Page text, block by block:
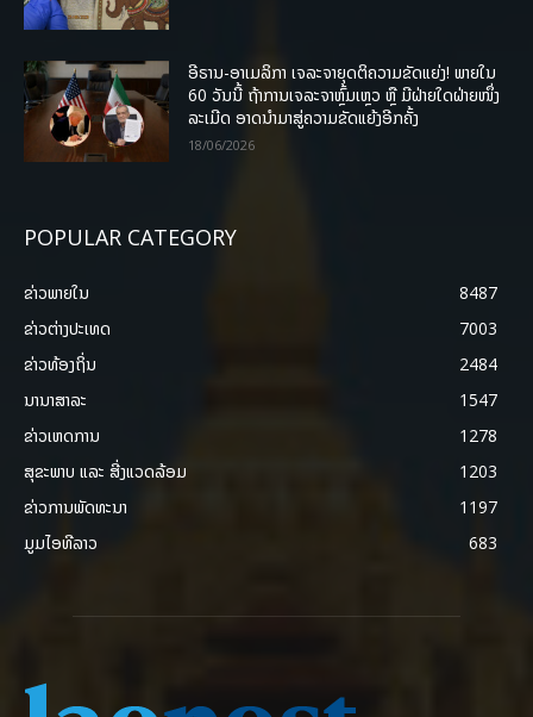
ອີຣານ-ອາເມລິກາ ເຈລະຈາຍຸດຕິຄວາມຂັດແຍ່ງ! ພາຍໃນ
60 ວັນນີ້ ຖ້າການເຈລະຈາຫຼົ້ມເຫຼວ ຫຼື ມີຝ່າຍໃດຝ່າຍໜຶ່ງ
ລະເມີດ ອາດນໍາມາສູ່ຄວາມຂັດແຍ້ງອີກຄັ້ງ
18/06/2026
POPULAR CATEGORY
ຂ່າວພາຍ​ໃນ
8487
ຂ່າວຕ່າງປະເທດ
7003
ຂ່າວທ້ອງຖິ່ນ
2484
ນານາສາລະ
1547
ຂ່າວເຫດການ
1278
ສຸຂະພາບ ແລະ ສີ່ງແວດລ້ອມ
1203
ຂ່າວການພັດທະນາ
1197
ມູມໄອທີລາວ
683